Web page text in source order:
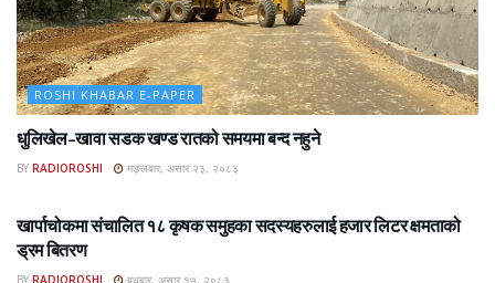
ROSHI KHABAR E-PAPER
धुलिखेल–खावा सडक खण्ड रातको समयमा बन्द नहुने
BY RADIOROSHI मङ्लबार, असार २३, २०८३
खार्पाचोकमा संचालित १८ कृषक समुहका सदस्यहरुलाई हजार लिटर क्षमताको
ड्रम बितरण
BY RADIOROSHI बुधबार, असार १७, २०८३